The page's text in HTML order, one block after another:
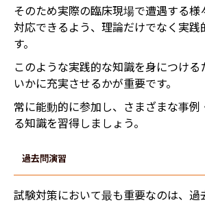
そのため実際の臨床現場で遭遇する様
対応できるよう、理論だけでなく実践
す。
このような実践的な知識を身につける
いかに充実させるかが重要です。
常に能動的に参加し、さまざまな事例
る知識を習得しましょう。
過去問演習
試験対策において最も重要なのは、過